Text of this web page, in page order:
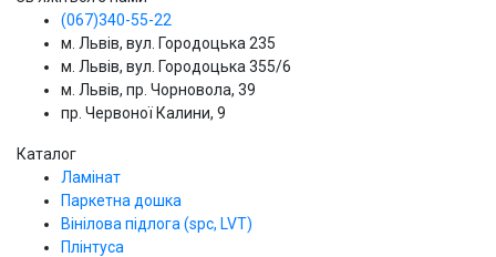
(067)340-55-22
м. Львів, вул. Городоцька 235
м. Львів, вул. Городоцька 355/6
м. Львів, пр. Чорновола, 39
пр. Червоної Калини, 9
Каталог
Ламінат
Паркетна дошка
Вінілова підлога (spc, LVT)
Плінтуса